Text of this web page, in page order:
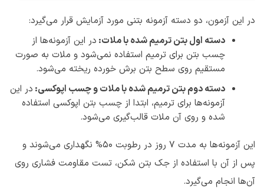
در این آزمون، دو دسته آزمونه بتنی مورد آزمایش قرار می‌گیرد:
دسته اول بتن‌ ترمیم شده با ملات: در این آزمونه‌ها از
چسب بتن برای ترمیم استفاده نمی‌شود و ملات به صورت
مستقیم روی سطح بتن برش خورده ریخته می‌شود.
دسته دوم بتن ترمیم شده با ملات و چسب اپوکسی: در این
آزمونه‌ها برای ترمیم، ابتدا از چسب بتن اپوکسی استفاده
شده و روی آن ملات قالب‌گیری می‌شود.
این آزمونه‌ها به مدت 7 روز در رطوبت 50% نگهداری می‌شوند و
پس از آن با استفاده از جک بتن شکن، تست مقاومت فشاری روی‌
آن‌ها انجام می‌گیرد.